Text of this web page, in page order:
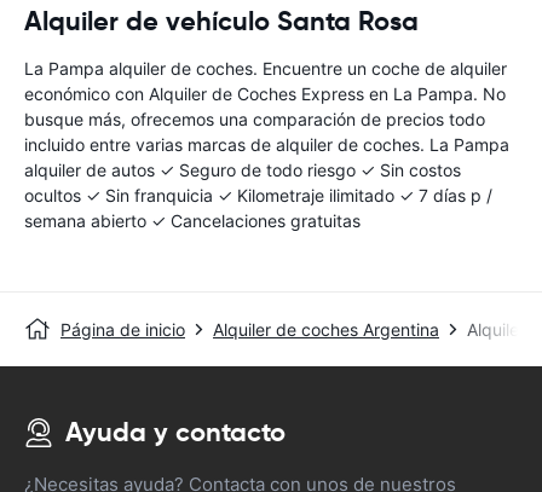
Alquiler de vehículo Santa Rosa
La Pampa alquiler de coches. Encuentre un coche de alquiler
económico con Alquiler de Coches Express en La Pampa. No
busque más, ofrecemos una comparación de precios todo
incluido entre varias marcas de alquiler de coches. La Pampa
alquiler de autos ✓ Seguro de todo riesgo ✓ Sin costos
ocultos ✓ Sin franquicia ✓ Kilometraje ilimitado ✓ 7 días p /
semana abierto ✓ Cancelaciones gratuitas
Página de inicio Alquiler de coches Argentina Alquiler
Ayuda y contacto
¿Necesitas ayuda? Contacta con unos de nuestros